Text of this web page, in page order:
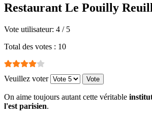
Restaurant Le Pouilly
Vote utilisateur: 4 / 5
Total des votes : 10
Veuillez voter
On aime toujours autant cette véritable
l'est parisien.